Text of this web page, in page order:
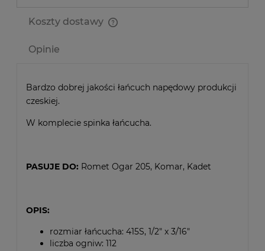
Koszty dostawy
Opinie
Bardzo dobrej jakości łańcuch napędowy produkcji
czeskiej.
W komplecie spinka łańcucha.
PASUJE DO: Romet Ogar 205, Komar, Kadet
OPIS:
rozmiar łańcucha: 415S, 1/2" x 3/16"
liczba ogniw: 112